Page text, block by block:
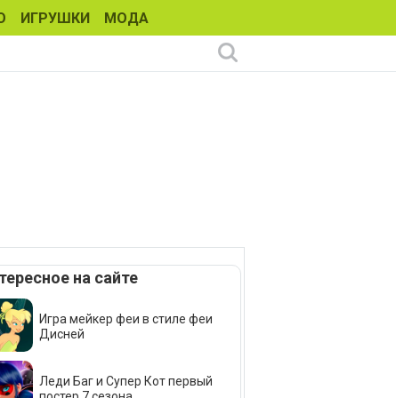
ИГРУШКИ МОДА
на сайте
Игра мейкер феи в стиле феи
Дисней
Леди Баг и Супер Кот первый